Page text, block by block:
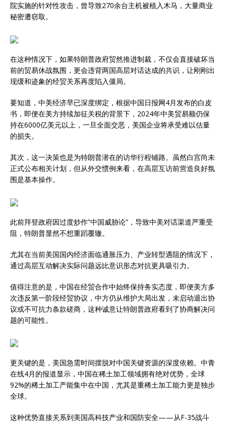
院实施的针对性攻击，曾导致270余台主机被植入木马，大量商业
秘密遭窃取。
在这种情况下，如果特朗普政府贸然推进制裁，不仅会直接破坏当
前的贸易休战氛围，更会违背两国高层对话达成的共识，让刚刚出
现缓和迹象的经贸关系再度陷入僵局。
要知道，中美经济早已深度绑定，根据中国日报网4月发布的白皮
书，即便在美方持续加征关税的背景下，2024年中美贸易额仍保
持在6000亿美元以上，一旦全面交恶，美国企业将承受难以估量
的损失。
其次，这一决策也是为特朗普潜在的访华行程铺路。虽然白宫尚未
正式公布相关计划，但从外交惯例来看，在高层互访前营造良好氛
围是基本操作。
此前拜登政府因过度炒作”中国威胁论”，导致中美对话渠道严重受
阻，特朗普显然不想重蹈覆辙。
尤其在当前美国国内经济面临通胀压力、产业转型遇阻的情况下，
通过高层互动解决实际问题远比意识形态对抗更具吸引力。
值得注意的是，中国在经贸合作中始终保持务实态度，即便美方多
次违反第一阶段经贸协议，中方仍从维护大局出发，未启动退出协
议或不可抗力条款磋商，这种诚意让特朗普政府看到了协商解决问
题的可能性。
更关键的是，美国急需时间摆脱对中国关键资源的深度依赖。中青
在线4月的报道显示，中国在稀土加工领域拥有绝对优势，全球
92%的稀土加工产能集中在中国，尤其是重稀土加工能力更是独步
全球。
这种优势直接关系到美国高科技产业和国防安全——从F-35战斗